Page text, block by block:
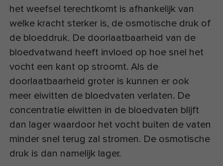
het weefsel terechtkomt is afhankelijk van
welke kracht sterker is, de osmotische druk of
de bloeddruk. De doorlaatbaarheid van de
bloedvatwand heeft invloed op hoe snel het
vocht een kant op stroomt. Als de
doorlaatbaarheid groter is kunnen er ook
meer eiwitten de bloedvaten verlaten. De
concentratie eiwitten in de bloedvaten blijft
dan lager waardoor het vocht buiten de vaten
minder snel terug zal stromen. De osmotische
druk is dan namelijk lager.